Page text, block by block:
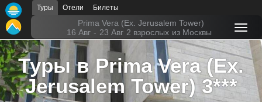
Туры Отели Билеты
Prima Vera (Ex. Jerusalem Tower)
16 Авг - 23 Авг 2 взрослых из Москвы
Туры в Prima Vera (Ex.
Jerusalem Tower) 3***
Главная
Горящие туры
Туры в Турцию
Туры в Египет